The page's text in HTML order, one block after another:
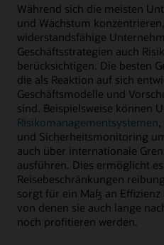
Während sich die meisten
und Wachstum
widerstandsfähige
Geschäftsstrategien auch
berücksichtigen. Die besten
die als Reaktion auf sich
Geschäftsmodelle und
sind. Beispielsweise können
Risikomanagementsystemen
und Sicherheitsmonitoring
auch über internationale
ausführen. Dies ermöglicht
Reisebeschränkungen
sorgt für ein Maß an
von denen sie auch lange
noch profitieren werden.